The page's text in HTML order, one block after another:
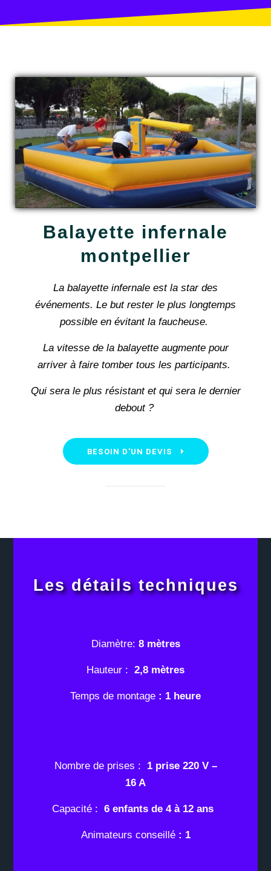
Balayette infernale
montpellier
La balayette infernale est la star des
événements. Le but rester le plus longtemps
possible en évitant la faucheuse.
La vitesse de la balayette augmente pour
arriver à faire tomber tous les participants.
Qui sera le plus résistant et qui sera le dernier
debout ?
BESOIN D'UN DEVIS
Les détails techniques
Diamètre: 8 mètres
Hauteur : 2,8 mètres
Temps de montage : 1 heure
Nombre de prises :
1 prise 220 V –
16 A
Capacité : 6 enfants de 4 à 12 ans
Animateurs conseillé: 1